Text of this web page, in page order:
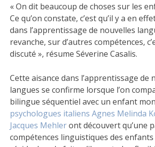
« On dit beaucoup de choses sur les
Ce qu’on constate, c’est qu’il y a en
dans l’apprentissage de nouvelles
revanche, sur d’autres compétences,
discuté », résume Séverine Casalis.
Cette aisance dans l’apprentissage de
langues se confirme lorsque l’on
bilingue séquentiel avec un enfant
psychologues italiens Agnes Melinda
Jacques Mehleront découvert qu’une
compétences linguistiques des